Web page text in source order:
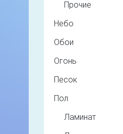
Прочие
Небо
Обои
Огонь
Песок
Пол
Ламинат